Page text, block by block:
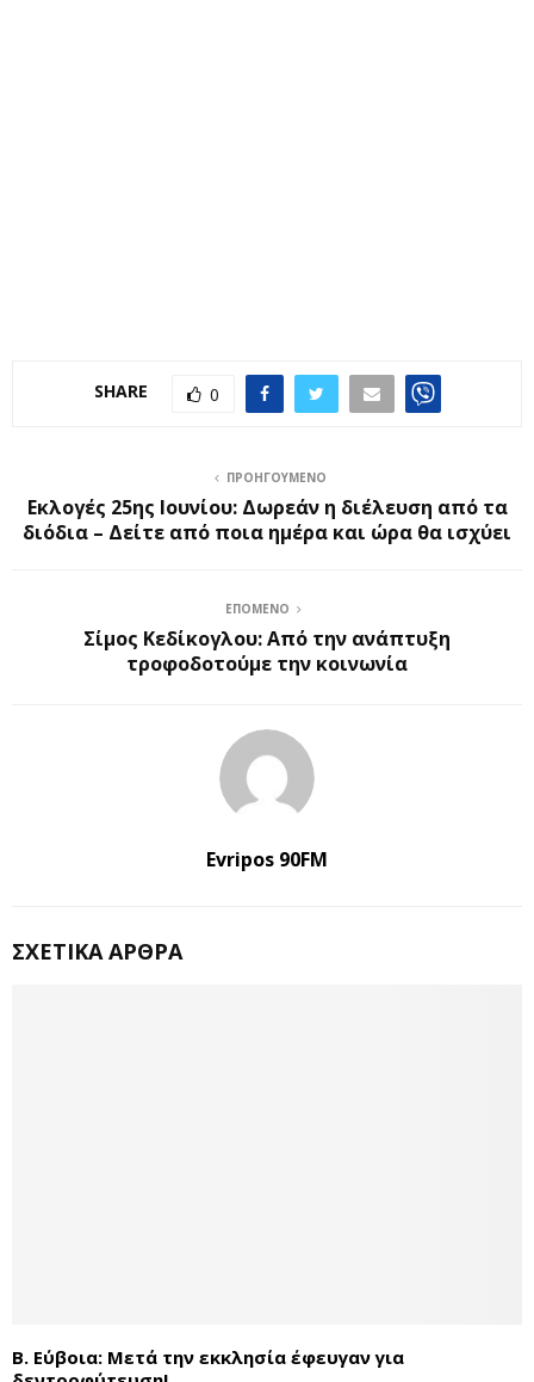
SHARE 0
ΠΡΟΗΓΟΎΜΕΝΟ
Εκλογές 25ης Ιουνίου: Δωρεάν η διέλευση από τα
διόδια – Δείτε από ποια ημέρα και ώρα θα ισχύει
ΕΠΌΜΕΝΟ
Σίμος Κεδίκογλου: Από την ανάπτυξη
τροφοδοτούμε την κοινωνία
Evripos 90FM
ΣΧΕΤΙΚΆ ΆΡΘΡΑ
Β. Εύβοια: Μετά την εκκλησία έφευγαν για